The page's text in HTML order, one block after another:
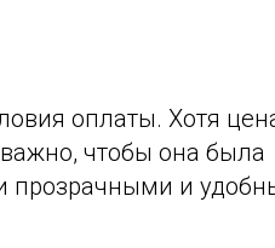
оплаты. Хотя
чтобы она была
прозрачными и